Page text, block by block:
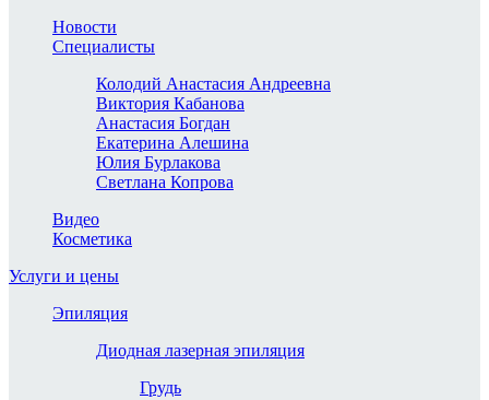
Новости
Специалисты
Колодий Анастасия Андреевна
Виктория Кабанова
Анастасия Богдан
Екатерина Алешина
Юлия Бурлакова
Светлана Копрова
Видео
Косметика
Услуги и цены
Эпиляция
Диодная лазерная эпиляция
Грудь